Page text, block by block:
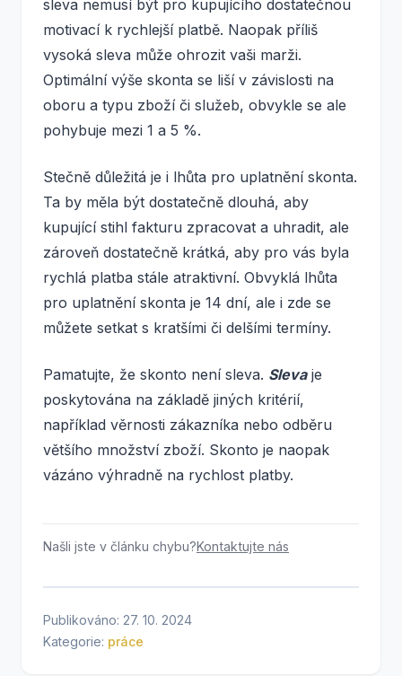
sleva nemusí být pro kupujícího dostatečnou
motivací k rychlejší platbě. Naopak příliš
vysoká sleva může ohrozit vaši marži.
Optimální výše skonta se liší v závislosti na
oboru a typu zboží či služeb, obvykle se ale
pohybuje mezi 1 a 5 %.
Stečně důležitá je i lhůta pro uplatnění skonta.
Ta by měla být dostatečně dlouhá, aby
kupující stihl fakturu zpracovat a uhradit, ale
zároveň dostatečně krátká, aby pro vás byla
rychlá platba stále atraktivní. Obvyklá lhůta
pro uplatnění skonta je 14 dní, ale i zde se
můžete setkat s kratšími či delšími termíny.
Pamatujte, že skonto není sleva. Slevaje
poskytována na základě jiných kritérií,
například věrnosti zákazníka nebo odběru
většího množství zboží. Skonto je naopak
vázáno výhradně na rychlost platby.
Našli jste v článku chybu?Kontaktujte nás
Publikováno: 27. 10. 2024
Kategorie: práce